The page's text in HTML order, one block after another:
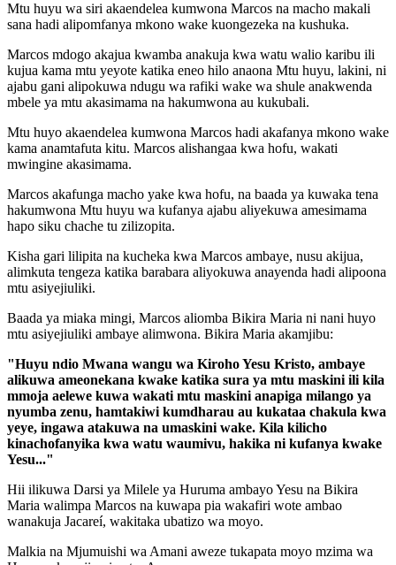
Mtu huyu wa siri akaendelea kumwona Marcos na macho makali
sana hadi alipomfanya mkono wake kuongezeka na kushuka.
Marcos mdogo akajua kwamba anakuja kwa watu walio karibu ili
kujua kama mtu yeyote katika eneo hilo anaona Mtu huyu, lakini, ni
ajabu gani alipokuwa ndugu wa rafiki wake wa shule anakwenda
mbele ya mtu akasimama na hakumwona au kukubali.
Mtu huyo akaendelea kumwona Marcos hadi akafanya mkono wake
kama anamtafuta kitu. Marcos alishangaa kwa hofu, wakati
mwingine akasimama.
Marcos akafunga macho yake kwa hofu, na baada ya kuwaka tena
hakumwona Mtu huyu wa kufanya ajabu aliyekuwa amesimama
hapo siku chache tu zilizopita.
Kisha gari lilipita na kucheka kwa Marcos ambaye, nusu akijua,
alimkuta tengeza katika barabara aliyokuwa anayenda hadi alipoona
mtu asiyejiuliki.
Baada ya miaka mingi, Marcos aliomba Bikira Maria ni nani huyo
mtu asiyejiuliki ambaye alimwona. Bikira Maria akamjibu:
"Huyu ndio Mwana wangu wa Kiroho Yesu Kristo, ambaye
alikuwa ameonekana kwake katika sura ya mtu maskini ili kila
mmoja aelewe kuwa wakati mtu maskini anapiga milango ya
nyumba zenu, hamtakiwi kumdharau au kukataa chakula kwa
yeye, ingawa atakuwa na umaskini wake. Kila kilicho
kinachofanyika kwa watu waumivu, hakika ni kufanya kwake
Yesu..."
Hii ilikuwa Darsi ya Milele ya Huruma ambayo Yesu na Bikira
Maria walimpa Marcos na kuwapa pia wakafiri wote ambao
wanakuja Jacareí, wakitaka ubatizo wa moyo.
Malkia na Mjumuishi wa Amani aweze tukapata moyo mzima wa